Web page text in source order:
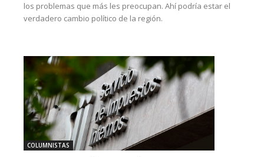
los problemas que más les preocupan. Ahí podría estar el
verdadero cambio político de la región.
COLUMNISTAS